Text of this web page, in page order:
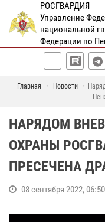
РОСГВАРДИЯ
Управление
национальной
Федерации по
Главная Новости
НАРЯДОМ
ОХРАНЫ
ПРЕСЕЧЕНА
08 сентября 2022, 06:50